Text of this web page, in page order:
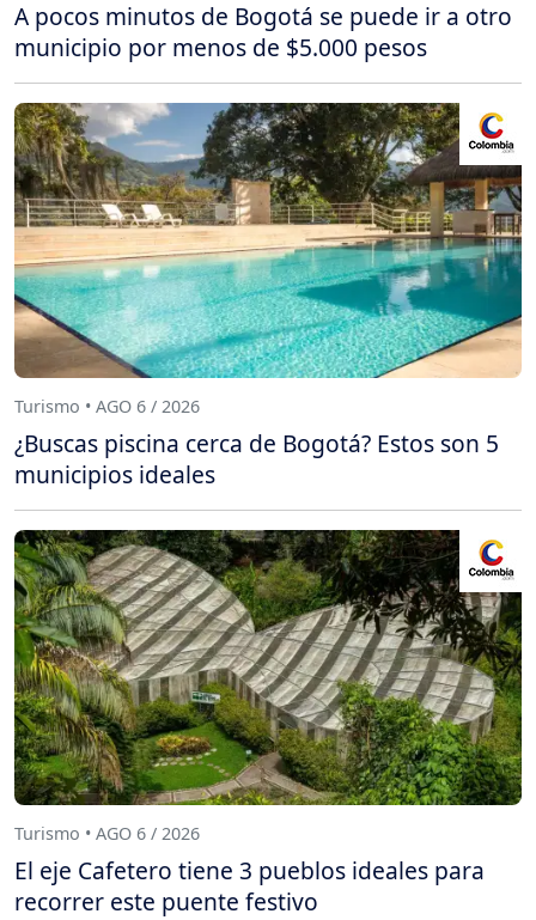
A pocos minutos de Bogotá se puede ir a otro
municipio por menos de $5.000 pesos
Turismo • AGO 6 / 2026
¿Buscas piscina cerca de Bogotá? Estos son 5
municipios ideales
Turismo • AGO 6 / 2026
El eje Cafetero tiene 3 pueblos ideales para
recorrer este puente festivo